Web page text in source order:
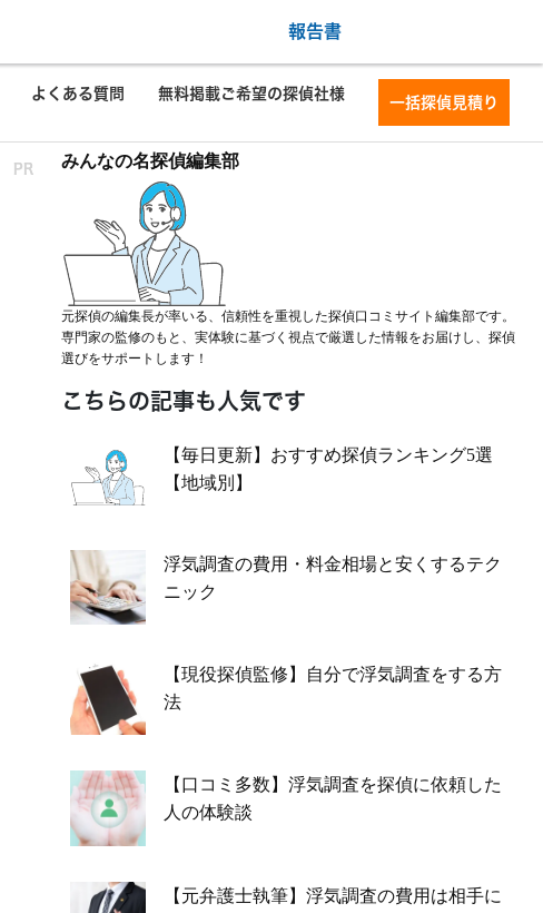
報告書
よくある質問 無料掲載ご希望の探偵社様
一括探偵見積り
PR
PR みんなの名探偵編集部
元探偵の編集長が率いる、信頼性を重視した探偵口コミサイト編集部です。
専門家の監修のもと、実体験に基づく視点で厳選した情報をお届けし、探偵
選びをサポートします！
こちらの記事も人気です
【毎日更新】おすすめ探偵ランキング5選
【地域別】
浮気調査の費用・料金相場と安くするテク
ニック
【現役探偵監修】自分で浮気調査をする方
法
【口コミ多数】浮気調査を探偵に依頼した
人の体験談
【元弁護士執筆】浮気調査の費用は相手に